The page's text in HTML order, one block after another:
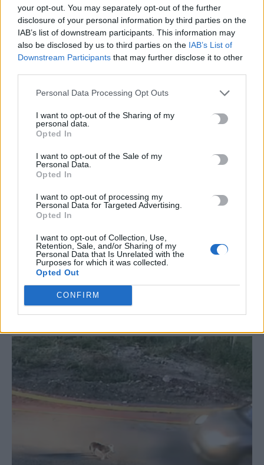
your opt-out. You may separately opt-out of the further
disclosure of your personal information by third parties on the
IAB’s list of downstream participants. This information may
also be disclosed by us to third parties on the IAB’s List of
Downstream Participants that may further disclose it to other
Personal Data Processing Opt Outs
I want to opt-out of the Sharing of my
personal data.
Opted In
I want to opt-out of the Sale of my
Personal Data.
Opted In
I want to opt-out of processing my
Personal Data for Targeted Advertising.
Opted In
I want to opt-out of Collection, Use,
Retention, Sale, and/or Sharing of my
Personal Data that Is Unrelated with the
Purposes for which it was collected.
Opted Out
CONFIRM
Κρήτη – Πώς μπορούν να ενημερώνονται και να συμμετέχουν
οι πολίτες
7 Αυγούστου, 2026
7 Αυγούστου, 2026
Θεοδωρικάκος: Συμβάλλουμε στην εθνική ασφάλεια της
7 Αυγούστου, 2026
TRENDING
ΑΕΡΟΔΡΟΜΙΟ ΚΑΣΤΕΛΛΙΟΥ
ΣΧΕΤΙΚΆ ΆΡΘΡΑ